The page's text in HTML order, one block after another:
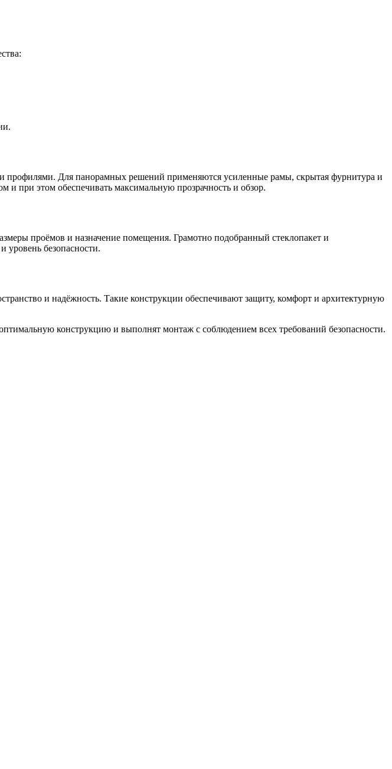
профилями. Для панорамных решений применяются усиленные рамы, скрытая фурнитура и
и при этом обеспечивать максимальную прозрачность и обзор.
проёмов и назначение помещения. Грамотно подобранный стеклопакет и
безопасности.
и надёжность. Такие конструкции обеспечивают защиту, комфорт и архитектурную
конструкцию и выполнят монтаж с соблюдением всех требований безопасности.